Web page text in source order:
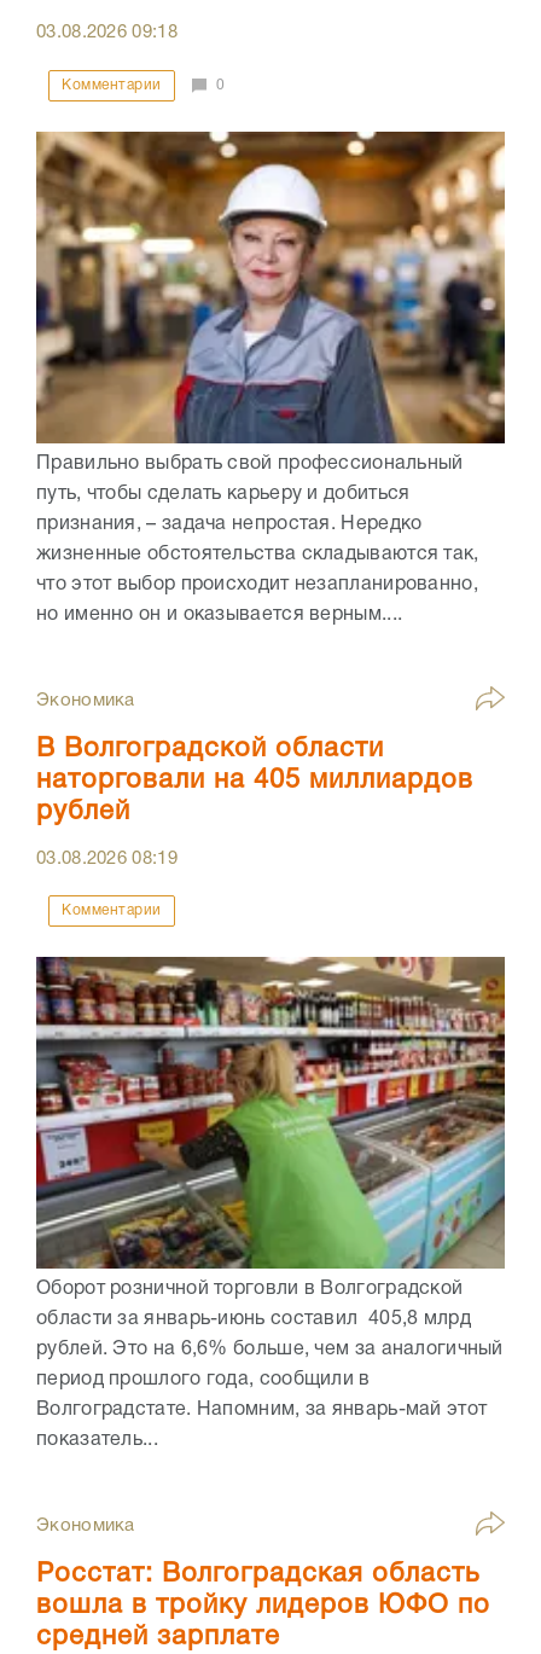
03.08.202609:18
Комментарии 0
Правильно выбрать свой профессиональный
путь, чтобы сделать карьеру и добиться
признания, – задача непростая. Нередко
жизненные обстоятельства складываются так,
что этот выбор происходит незапланированно,
но именно он и оказывается верным....
Экономика
В Волгоградской области
наторговали на 405 миллиардов
рублей
03.08.202608:19
Комментарии
Оборот розничной торговли в Волгоградской
области за январь-июнь составил 405,8 млрд
рублей. Это на 6,6% больше, чем за аналогичный
период прошлого года, сообщили в
Волгоградстате. Напомним, за январь-май этот
показатель...
Экономика
Росстат: Волгоградская область
вошла в тройку лидеров ЮФО по
средней зарплате